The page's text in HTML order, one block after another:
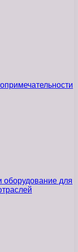
оборудование для